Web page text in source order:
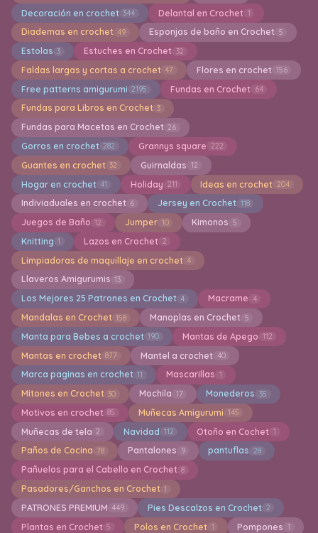
Decoración en crochet 344 Delantal en Crochet 1
Diademas en crochet 49 Esponjas de baño en Crochet 5
Estolas 3 Estuches en Crochet 32
Faldas largas y cortas a crochet 47 Flores en crochet 156
Free patterns amigurumi 2195 Fundas en Crochet 64
Fundas para Libros en Crochet 3
Fundas para Macetas en Crochet 26
Gorros en crochet 282 Grannys square 222
Guantes en crochet 32 Guirnaldas 12
Hogar en crochet 41 Holiday 211 Ideas en crochet 204
Indiviaduales en crochet 6 Jersey en Crochet 118
Juegos de Baño 12 Jumper 10 Kimonos 5
Knitting 1 Lazos en Crochet 2
Limpiadoras de maquillaje en crochet 4
Llaveros Amigurumis 13
Los Mejores 25 Patrones en Crochet 4 Macrame 4
Mandalas en Crochet 158 Manoplas en Crochet 5
Manta para Bebes a crochet 190 Mantas de Apego 112
Mantas en crochet 877 Mantel a crochet 40
Marca paginas en crochet 11 Mascarillas 1
Mitones en Crochet 30 Mochila 17 Monederos 35
Motivos en crochet 85 Muñecas Amigurumi 145
Muñecas de tela 2 Navidad 112 Otoño en Cochet 1
Paños de Cocina 78 Pantalones 9 pantuflas 28
Pañuelos para el Cabello en Crochet 8
Pasadores/Ganchos en Crochet 1
PATRONES PREMIUM 449 Pies Descalzos en Crochet 2
Plantas en Crochet 5 Polos en Crochet 1 Pompones 1